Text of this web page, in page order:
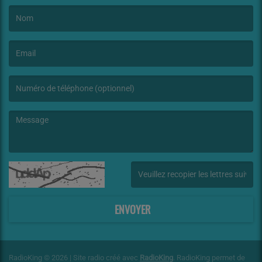
ENVOYER
RadioKing © 2026 | Site radio créé avec RadioKing . RadioKing permet de